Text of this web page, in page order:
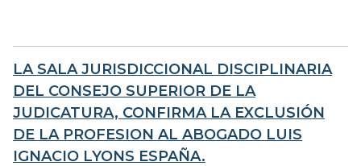
LA SALA JURISDICCIONAL DISCIPLINARIA
DEL CONSEJO SUPERIOR DE LA
JUDICATURA, CONFIRMA LA EXCLUSIÓN
DE LA PROFESION AL ABOGADO LUIS
IGNACIO LYONS ESPAÑA.